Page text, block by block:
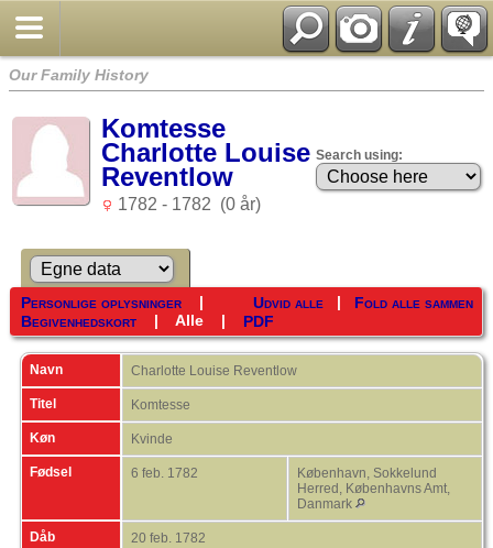
Our Family History
Komtesse
Charlotte Louise
Reventlow
1782 - 1782 (0 år)
Search using:
Udvid alle | Fold alle sammen
Personlige oplysninger|
Begivenhedskort| Alle| PDF
Navn Charlotte Louise Reventlow
Titel Komtesse
Køn Kvinde
Fødsel 6 feb. 1782
København, Sokkelund
Herred, Københavns Amt,
Danmark
Dåb 20 feb. 1782